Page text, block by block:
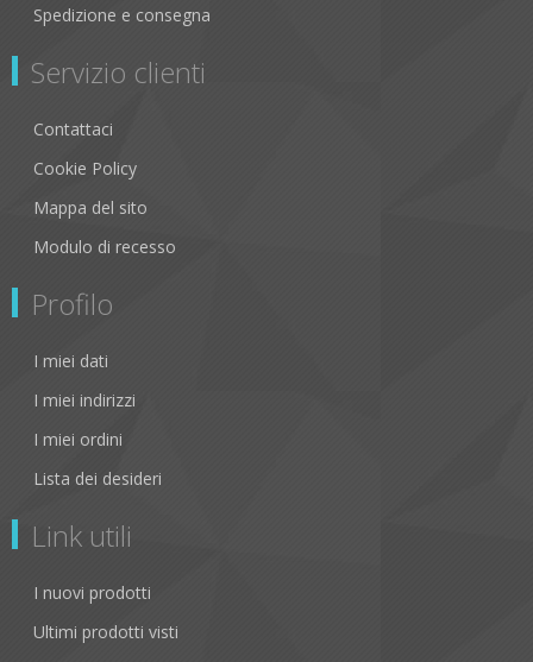
Spedizione e consegna
Servizio clienti
Contattaci
Cookie Policy
Mappa del sito
Modulo di recesso
Profilo
I miei dati
I miei indirizzi
I miei ordini
Lista dei desideri
Link utili
I nuovi prodotti
Ultimi prodotti visti